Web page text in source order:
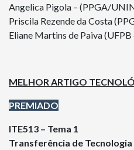
Angelica Pigola – (PPGA/
Priscila Rezende da Costa
Eliane Martins de Paiva
MELHOR ARTIGO
PREMIADO
ITE513 – Tema 1
Transferência de